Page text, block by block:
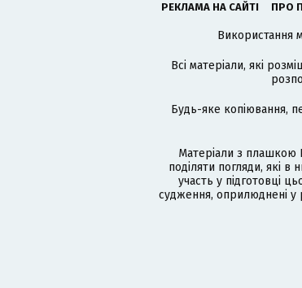
РЕКЛАМА НА САЙТІ ПРО
Використання
Всі матеріали, які
Будь-яке копіювання,
Матеріали з плашкою
поділяти погляди, які
участь у підготовці
судження, оприлюднені у